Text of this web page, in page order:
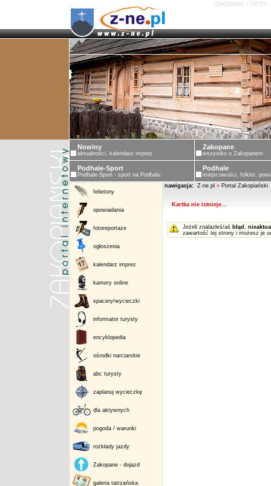
ZAKOPANE I TATRY
ZAKOPANE - PORTAL ZAKOPIASKI -
Nowiny
aktualności, kalendarz imprez
Zakopane
wszystko o Zakopanem
Podhale-Sport
Podhale-Sport - sport na Podhalu
Podhale
miejscowości, folklor,
felietony
opowiadania
fotoreportaże
ogłoszenia
kalendarz imprez
kamery online
spacery/wycieczki
informator turysty
encyklopedia
ośrodki narciarskie
abc turysty
zaplanuj wycieczkę
dla aktywnych
pogoda / warunki
rozkłady jazdy
Zakopane - dojazd
galeria tatrzańska
nawigacja: Z-ne.pl » Portal Zakopiański
Kartka nie istnieje...
Jeżeli znalazłeś/aś błąd ,
zawartość tej strony i możesz je